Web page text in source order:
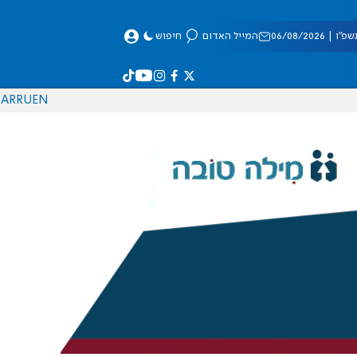
08/2026 המייל האדום חיפוש
EN
RU
AR